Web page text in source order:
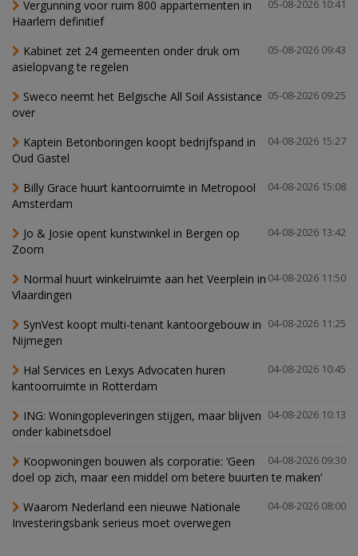
05-08-2026 10:41
Vergunning voor ruim 800 appartementen in
Haarlem definitief
05-08-2026 09:43
Kabinet zet 24 gemeenten onder druk om
asielopvang te regelen
05-08-2026 09:25
Sweco neemt het Belgische All Soil Assistance
over
04-08-2026 15:27
Kaptein Betonboringen koopt bedrijfspand in
Oud Gastel
04-08-2026 15:08
Billy Grace huurt kantoorruimte in Metropool
Amsterdam
04-08-2026 13:42
Jo & Josie opent kunstwinkel in Bergen op
Zoom
04-08-2026 11:50
Normal huurt winkelruimte aan het Veerplein in
Vlaardingen
04-08-2026 11:25
SynVest koopt multi-tenant kantoorgebouw in
Nijmegen
04-08-2026 10:45
Hal Services en Lexys Advocaten huren
kantoorruimte in Rotterdam
04-08-2026 10:13
ING: Woningopleveringen stijgen, maar blijven
onder kabinetsdoel
04-08-2026 09:30
Koopwoningen bouwen als corporatie: ‘Geen
doel op zich, maar een middel om betere buurten te maken’
04-08-2026 08:00
Waarom Nederland een nieuwe Nationale
Investeringsbank serieus moet overwegen